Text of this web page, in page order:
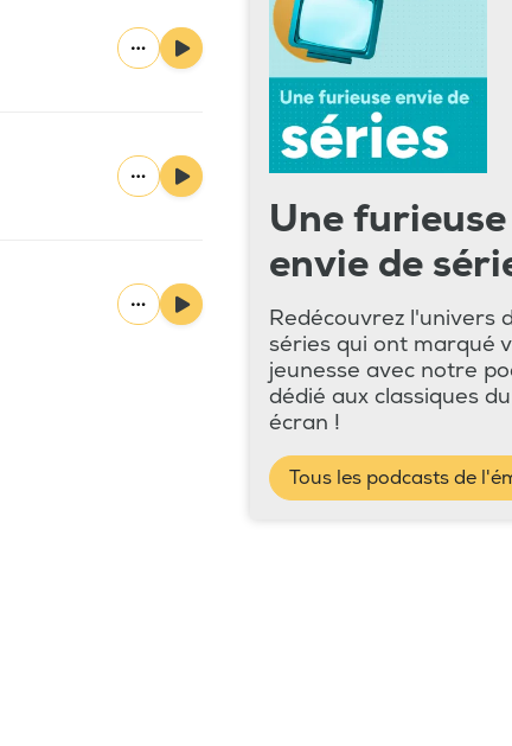
Une furieuse
envie de
Redécouvrez l'univers
séries qui ont marqué
jeunesse avec notre
dédié aux classiques
écran !
Tous les podcasts de